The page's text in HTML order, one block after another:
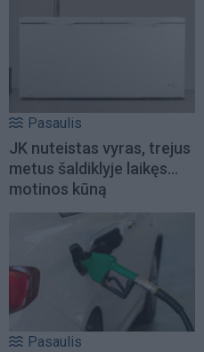
Pasaulis
JK nuteistas vyras, trejus
metus šaldiklyje laikęs...
motinos kūną
Pasaulis